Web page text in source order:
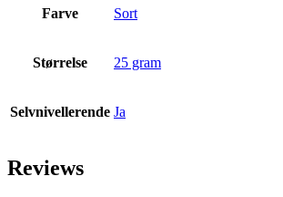
Farve Sort
Størrelse 25 gram
Selvnivellerende Ja
Reviews